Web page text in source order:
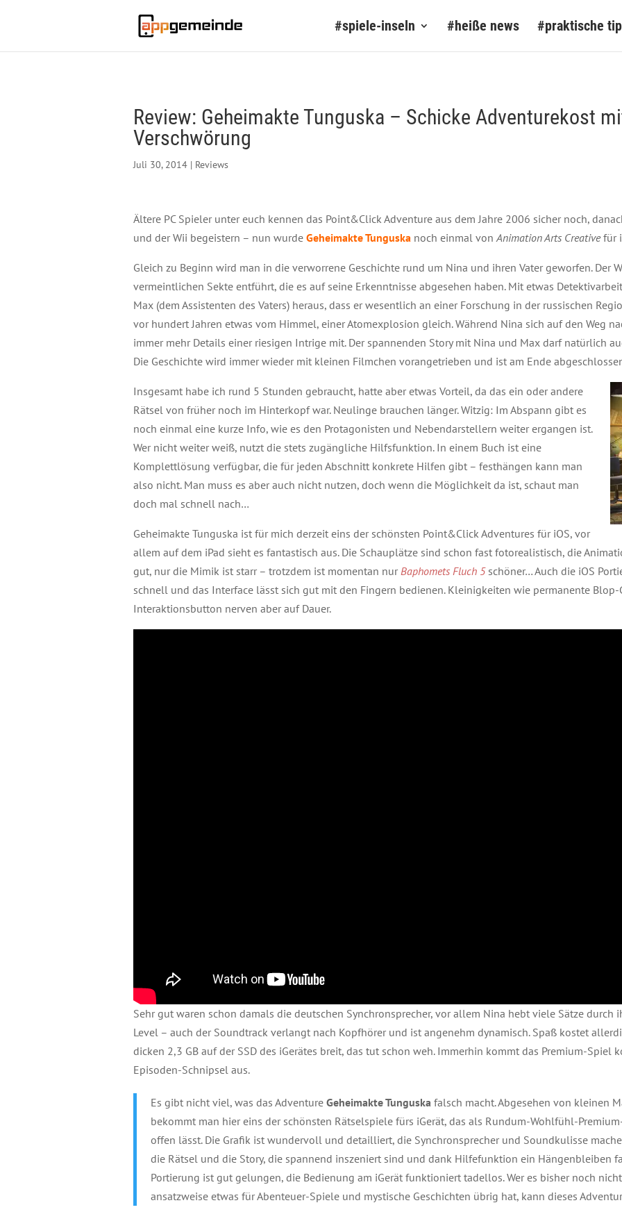
#spiele-inseln #heiße news #praktische
Review: Geheimakte Tunguska – Schicke Adventurekost
Verschwörung
Juli 30, 2014 | Reviews
Ältere PC Spieler unter euch kennen das Point&Click Adventure aus dem Jahre 2006 sicher noch,
und der Wii begeistern – nun wurde Geheimakte Tunguska noch einmal vonAnimation Arts Creative für
Gleich zu Beginn wird man in die verworrene Geschichte rund um Nina und ihren Vater geworfen. Der
vermeintlichen Sekte entführt, die es auf seine Erkenntnisse abgesehen haben. Mit etwas
Max (dem Assistenten des Vaters) heraus, dass er wesentlich an einer Forschung in der russischen
vor hundert Jahren etwas vom Himmel, einer Atomexplosion gleich. Während Nina sich auf den Weg
immer mehr Details einer riesigen Intrige mit. Der spannenden Story mit Nina und Max darf natürlich
Die Geschichte wird immer wieder mit kleinen Filmchen vorangetrieben und ist am Ende
Insgesamt habe ich rund 5 Stunden gebraucht, hatte aber etwas Vorteil, da das ein oder andere
Rätsel von früher noch im Hinterkopf war. Neulinge brauchen länger. Witzig: Im Abspann gibt es
noch einmal eine kurze Info, wie es den Protagonisten und Nebendarstellern weiter ergangen ist.
Wer nicht weiter weiß, nutzt die stets zugängliche Hilfsfunktion. In einem Buch ist eine
Komplettlösung verfügbar, die für jeden Abschnitt konkrete Hilfen gibt – festhängen kann man
also nicht. Man muss es aber auch nicht nutzen, doch wenn die Möglichkeit da ist, schaut man
doch mal schnell nach…
Geheimakte Tunguska ist für mich derzeit eins der schönsten Point&Click Adventures für iOS, vor
allem auf dem iPad sieht es fantastisch aus. Die Schauplätze sind schon fast fotorealistisch, die
gut, nur die Mimik ist starr – trotzdem ist momentan nur Baphomets Fluch 5schöner… Auch die iOS
schnell und das Interface lässt sich gut mit den Fingern bedienen. Kleinigkeiten wie permanente Blop-
Interaktionsbutton nerven aber auf Dauer.
Sehr gut waren schon damals die deutschen Synchronsprecher, vor allem Nina hebt viele Sätze durch
Level – auch der Soundtrack verlangt nach Kopfhörer und ist angenehm dynamisch. Spaß kostet
dicken 2,3 GB auf der SSD des iGerätes breit, das tut schon weh. Immerhin kommt das Premium-Spiel
Episoden-Schnipsel aus.
Es gibt nicht viel, was das Adventure Geheimakte Tunguska falsch macht. Abgesehen von kleinen
bekommt man hier eins der schönsten Rätselspiele fürs iGerät, das als Rundum-Wohlfühl-
offen lässt. Die Grafik ist wundervoll und detailliert, die Synchronsprecher und Soundkulisse
die Rätsel und die Story, die spannend inszeniert sind und dank Hilfefunktion ein Hängenbleiben
Portierung ist gut gelungen, die Bedienung am iGerät funktioniert tadellos. Wer es bisher noch
ansatzweise etwas für Abenteuer-Spiele und mystische Geschichten übrig hat, kann dieses